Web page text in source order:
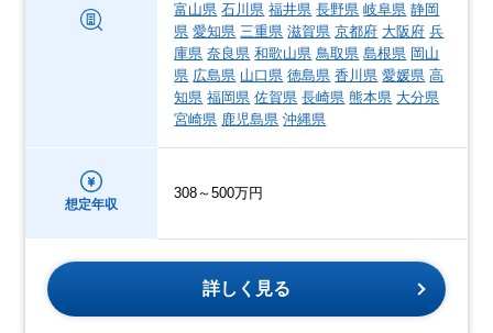
富山県 石川県 福井県 長野県 岐阜県 静岡
県 愛知県 三重県 滋賀県 京都府 大阪府 兵
庫県 奈良県 和歌山県 鳥取県 島根県 岡山
県 広島県 山口県 徳島県 香川県 愛媛県 高
知県 福岡県 佐賀県 長崎県 熊本県 大分県
宮崎県 鹿児島県 沖縄県
想定年収
308～500万円
詳しく見る